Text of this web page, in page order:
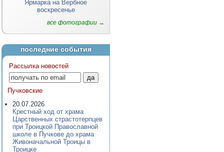
Ярмарка на Вербное
воскресенье
все фотографии →
последние события
Рассылка новостей
Пучковские
20.07.2026
Крестный ход от храма
Царственных страстотерпцев
при Троицкой Православной
школе в Пучкове до храма
Живоначальной Троицы в
Троицке